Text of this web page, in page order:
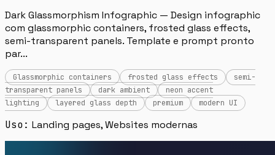
Dark Glassmorphism Infographic — Design infographic
com glassmorphic containers, frosted glass effects,
semi-transparent panels. Template e prompt pronto
par...
Glassmorphic containers frosted glass effects
semi-
transparent panels
dark ambient
neon accent
lighting
layered glass depth premium modern UI
Uso: Landing pages, Websites modernas